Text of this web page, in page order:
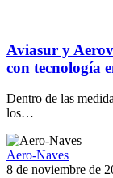
Aviasur y
con tecnología
Dentro de las
los…
Aero-Naves
8 de noviembre de